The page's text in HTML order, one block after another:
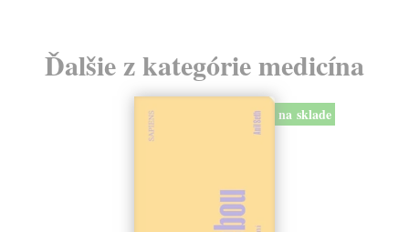
Ďalšie z kategórie medicína
na sklade